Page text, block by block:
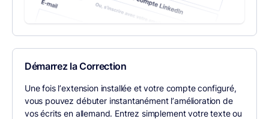
Démarrez la Correction
Une fois l’extension installée et votre compte configuré,
vous pouvez débuter instantanément l’amélioration de
vos écrits en allemand. Entrez simplement votre texte ou